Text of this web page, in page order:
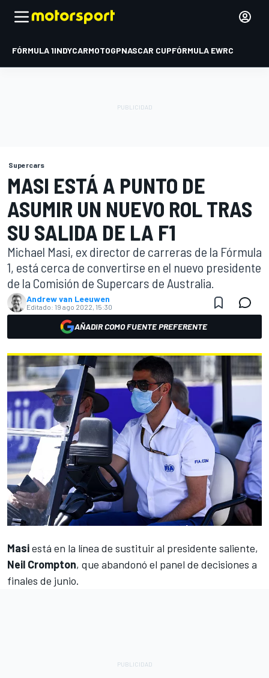
FÓRMULA 1INDYCARMOTOGPNASCAR CUPFÓRMULA EWRC
Supercars
MASI ESTÁ A PUNTO DE
ASUMIR UN NUEVO ROL TRAS
SU SALIDA DE LA F1
Michael Masi, ex director de carreras de la Fórmula
1, está cerca de convertirse en el nuevo presidente
de la Comisión de Supercars de Australia.
Andrew van Leeuwen
Editado: 19 ago 2022, 15:30
AÑADIR COMO FUENTE PREFERENTE
Masiestá en la línea de sustituir al presidente saliente,
Neil Crompton, que abandonó el panel de decisiones a
finales de junio.